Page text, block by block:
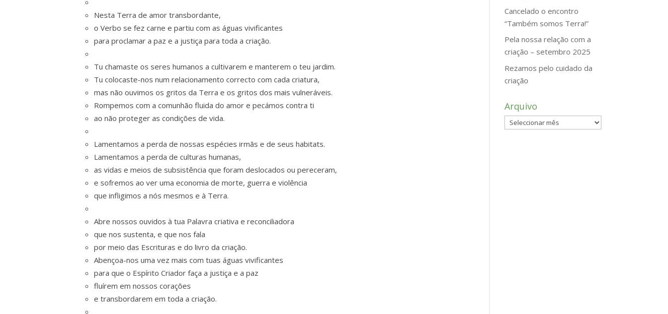
Nesta Terra de amor transbordante,
o Verbo se fez carne e partiu com as águas vivificantes
para proclamar a paz e a justiça para toda a criação.
Tu chamaste os seres humanos a cultivarem e manterem o teu jardim.
Tu colocaste-nos num relacionamento correcto com cada criatura,
mas não ouvimos os gritos da Terra e os gritos dos mais vulneráveis.
Rompemos com a comunhão fluida do amor e pecámos contra ti
ao não proteger as condições de vida.
Lamentamos a perda de nossas espécies irmãs e de seus habitats.
Lamentamos a perda de culturas humanas,
as vidas e meios de subsistência que foram deslocados ou pereceram,
e sofremos ao ver uma economia de morte, guerra e violência
que infligimos a nós mesmos e à Terra.
Abre nossos ouvidos à tua Palavra criativa e reconciliadora
que nos sustenta, e que nos fala
por meio das Escrituras e do livro da criação.
Abençoa-nos uma vez mais com tuas águas vivificantes
para que o Espírito Criador faça a justiça e a paz
fluírem em nossos corações
e transbordarem em toda a criação.
Cancelado o encontro
“Também somos Terra!”
Pela nossa relação com a
criação – setembro 2025
Rezamos pelo cuidado da
criação
Arquivo
Arquivo